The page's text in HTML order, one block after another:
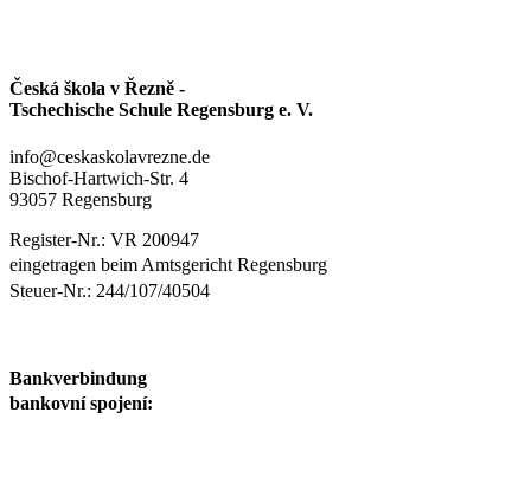
Česká škola v Řezně -
Tschechische Schule Regensburg e. V.
info@ceskaskolavrezne.de
Bischof-Hartwich-Str. 4
93057 Regensburg
Register-Nr.: VR 200947
eingetragen beim Amtsgericht Regensburg
Steuer-Nr.: 244/107/40504
Bankverbindung
bankovní spojení: